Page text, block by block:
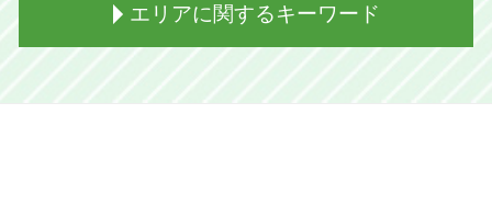
姫路出身 芸能人 男性
姫路出身 歌手
黒田官兵衛 姫路
姫路出身の芸能人
姫路 食 有名
姫路 えきそば 駅
姫路 グルメ 名物 どろ焼き
姫路 御座候 見学
姫路 射楯兵主神社 御朱印
姫路城 いつ建てられた
姫路城 おすすめポイント
姫路城 石垣
エリアに関するキーワード
加古川市 観光
たつの市 アスレチック